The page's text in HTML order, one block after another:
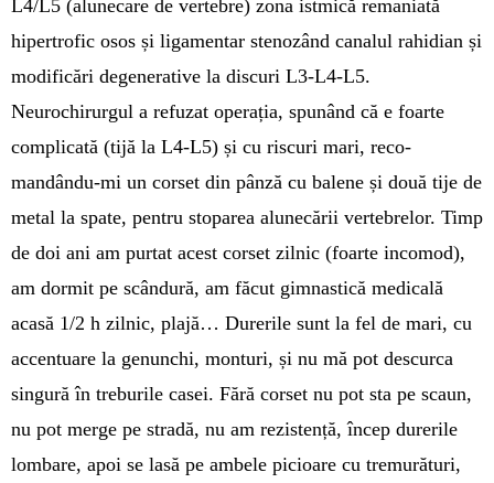
L4/L5 (alune­care de vertebre) zona istmică re­maniată
hiper­trofic osos și ligamentar ste­no­zând canalul rahi­dian și
modificări degenera­tive la discuri L3-L4-L5.
Neurochirurgul a refu­zat operația, spunând că e foarte
complicată (tijă la L4-L5) și cu riscuri mari, re­co­
mandându-mi un corset din pânză cu balene și două tije de
metal la spa­te, pentru sto­parea alune­că­rii ver­te­brelor. Timp
de doi ani am purtat acest cor­set zilnic (foarte incomod),
am dor­mit pe scân­dură, am fă­cut gimnas­tică medica­lă
acasă 1/2 h zilnic, pla­jă… Durerile sunt la fel de mari, cu
accen­tuare la genunchi, monturi, și nu mă pot descurca
sin­gură în tre­burile casei. Fără corset nu pot sta pe scaun,
nu pot mer­ge pe stradă, nu am re­zis­tență, încep durerile
lom­bare, apoi se lasă pe am­bele picioare cu tremură­turi,